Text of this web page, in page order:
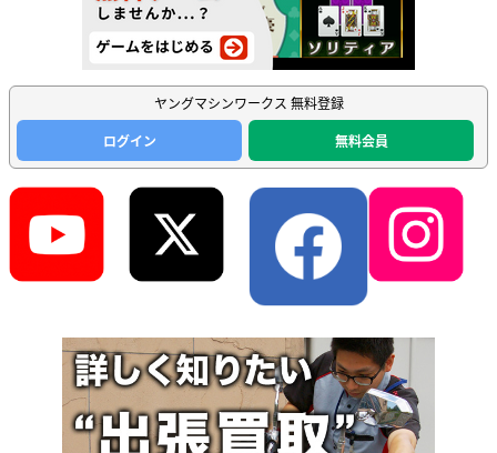
ヤングマシンワークス 無料登録
ログイン
無料会員